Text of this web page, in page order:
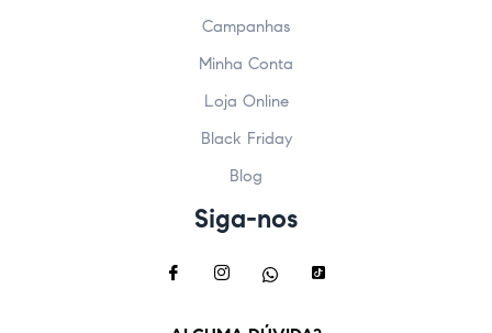
Campanhas
Minha Conta
Loja Online
Black Friday
Blog
Siga-nos